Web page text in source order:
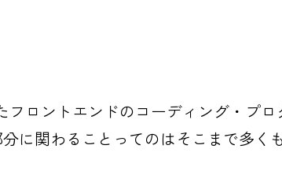
ロントエンドのコーディング・プ
に関わることってのはそこまで多く